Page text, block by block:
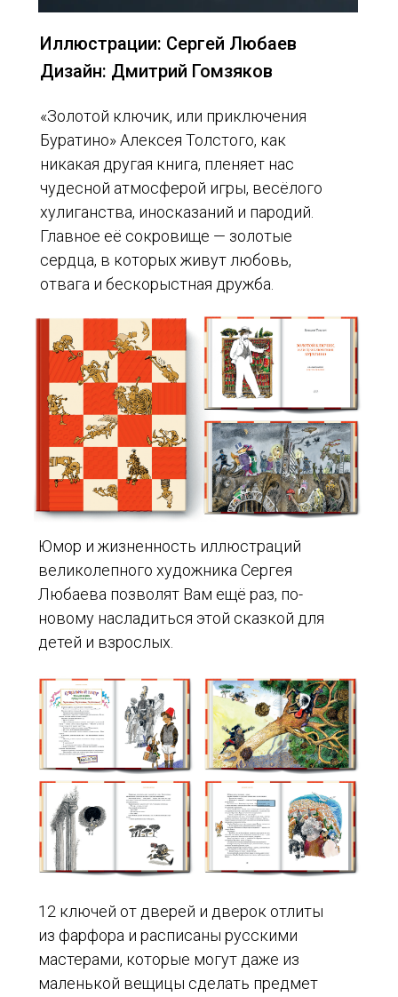
Иллюстрации: Сергей Любаев
Дизайн: Дмитрий Гомзяков
«Золотой ключик, или приключения
Буратино» Алексея Толстого, как
никакая другая книга, пленяет нас
чудесной атмосферой игры, весёлого
хулиганства, иносказаний и пародий.
Главное её сокровище — золотые
сердца, в которых живут любовь,
отвага и бескорыстная дружба.
Юмор и жизненность иллюстраций
великолепного художника Сергея
Любаева позволят Вам ещё раз, по-
новому насладиться этой сказкой для
детей и взрослых.
12 ключей от дверей и дверок отлиты
из фарфора и расписаны русскими
мастерами, которые могут даже из
маленькой вещицы сделать предмет